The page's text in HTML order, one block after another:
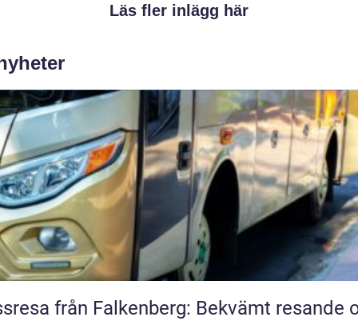
Läs fler inlägg här
från Falkenberg: Bekvämt resande